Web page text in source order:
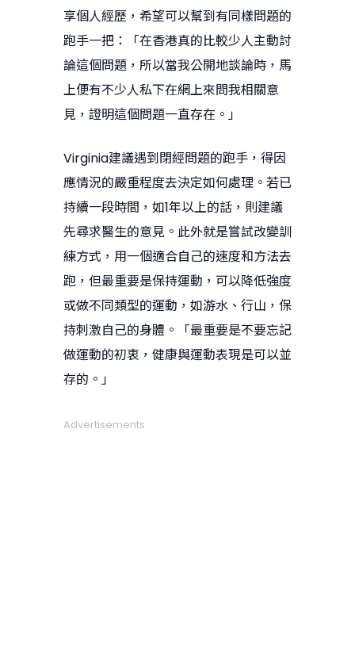
享個人經歷，希望可以幫到有同樣問題的
跑手一把：「在香港真的比較少人主動討
論這個問題，所以當我公開地談論時，馬
上便有不少人私下在網上來問我相關意
見，證明這個問題一直存在。」
Virginia建議遇到閉經問題的跑手，得因
應情況的嚴重程度去決定如何處理。若已
持續一段時間，如1年以上的話，則建議
先尋求醫生的意見。此外就是嘗試改變訓
練方式，用一個適合自己的速度和方法去
跑，但最重要是保持運動，可以降低強度
或做不同類型的運動，如游水、行山，保
持刺激自己的身體。「最重要是不要忘記
做運動的初衷，健康與運動表現是可以並
存的。」
Advertisements